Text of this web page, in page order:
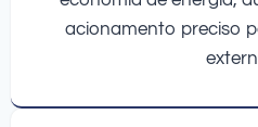
acionamento preciso